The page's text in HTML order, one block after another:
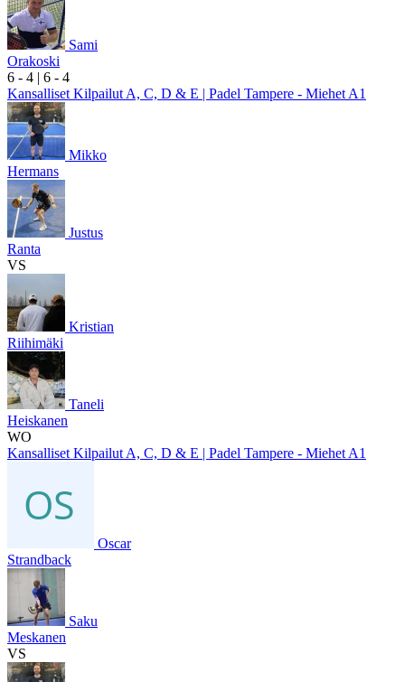
Sami
Orakoski
6 - 4 | 6 - 4
Kansalliset Kilpailut A, C, D & E | Padel Tampere - Miehet A1
Mikko
Hermans
Justus
Ranta
VS
Kristian
Riihimäki
Taneli
Heiskanen
WO
Kansalliset Kilpailut A, C, D & E | Padel Tampere - Miehet A1
Oscar
Strandback
Saku
Meskanen
VS